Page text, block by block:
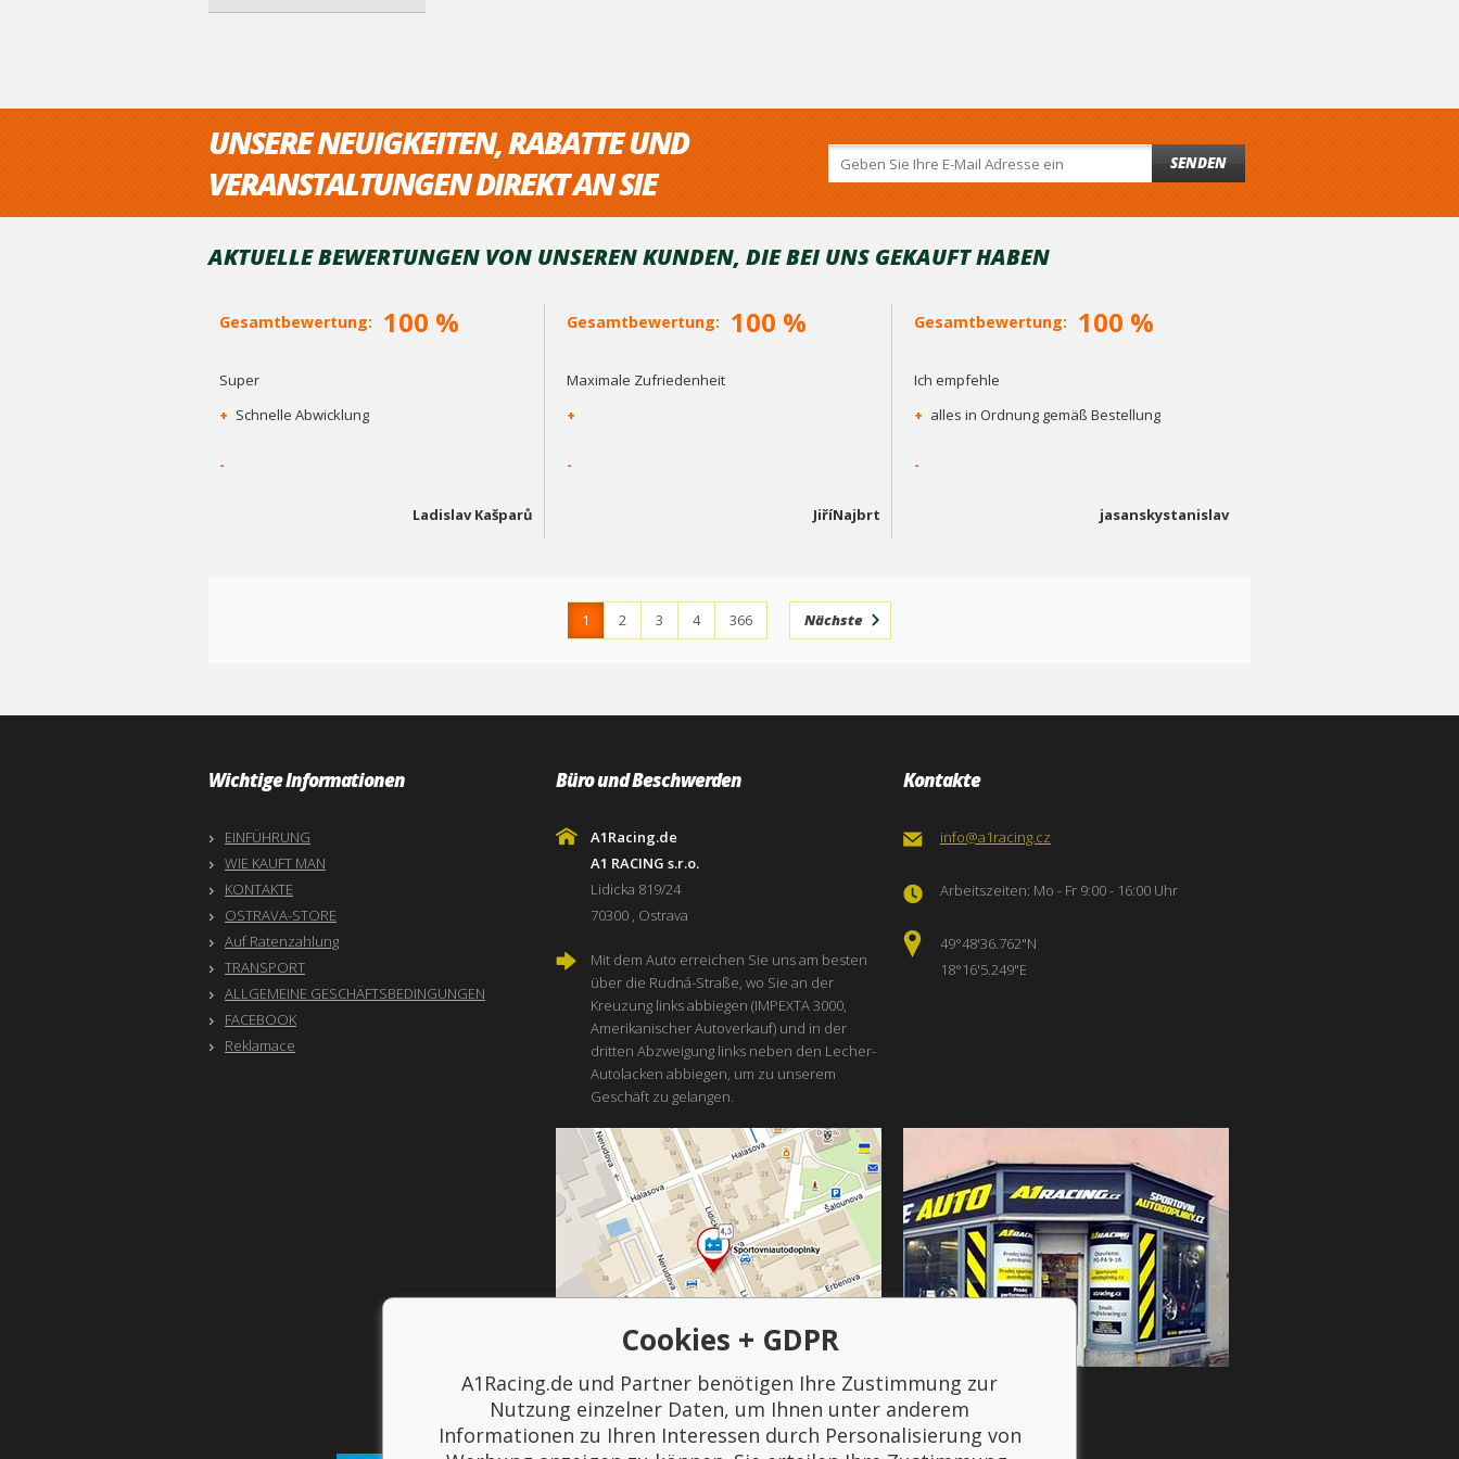
UNSERE NEUIGKEITEN, RABATTE UND
VERANSTALTUNGEN DIREKT AN SIE
SENDEN
AKTUELLE BEWERTUNGEN VON UNSEREN KUNDEN, DIE BEI ​​UNS GEKAUFT HABEN
Gesamtbewertung: 100 %
Super
+ Schnelle Abwicklung
-
Ladislav Kašparů
Gesamtbewertung: 100 %
Maximale Zufriedenheit
+
-
JiříNajbrt
Gesamtbewertung: 100 %
Ich empfehle
+ alles in Ordnung gemäß Bestellung
-
jasanskystanislav
1 2 3 4 366 Nächste
Wichtige Informationen
EINFÜHRUNG
WIE KAUFT MAN
KONTAKTE
OSTRAVA-STORE
Auf Ratenzahlung
TRANSPORT
ALLGEMEINE GESCHÄFTSBEDINGUNGEN
FACEBOOK
Reklamace
Büro und Beschwerden
A1Racing.de
A1 RACING s.r.o.
Lidicka 819/24
70300 , Ostrava
Mit dem Auto erreichen Sie uns am besten
über die Rudná-Straße, wo Sie an der
Kreuzung links abbiegen (IMPEXTA 3000,
Amerikanischer Autoverkauf) und in der
dritten Abzweigung links neben den Lecher-
Autolacken abbiegen, um zu unserem
Geschäft zu gelangen.
Kontakte
info@a1racing.cz
Arbeitszeiten: Mo - Fr 9:00 - 16:00 Uhr
49°48'36.762"N
18°16'5.249"E
Bezahlung und Transport
Cookies + GDPR
A1Racing.de und Partner benötigen Ihre Zustimmung zur
Nutzung einzelner Daten, um Ihnen unter anderem
Informationen zu Ihren Interessen durch Personalisierung von